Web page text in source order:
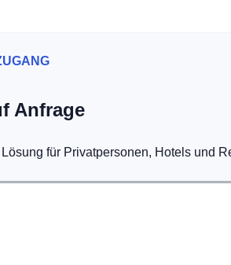
Anfrage
für Privatpersonen, Hotels und